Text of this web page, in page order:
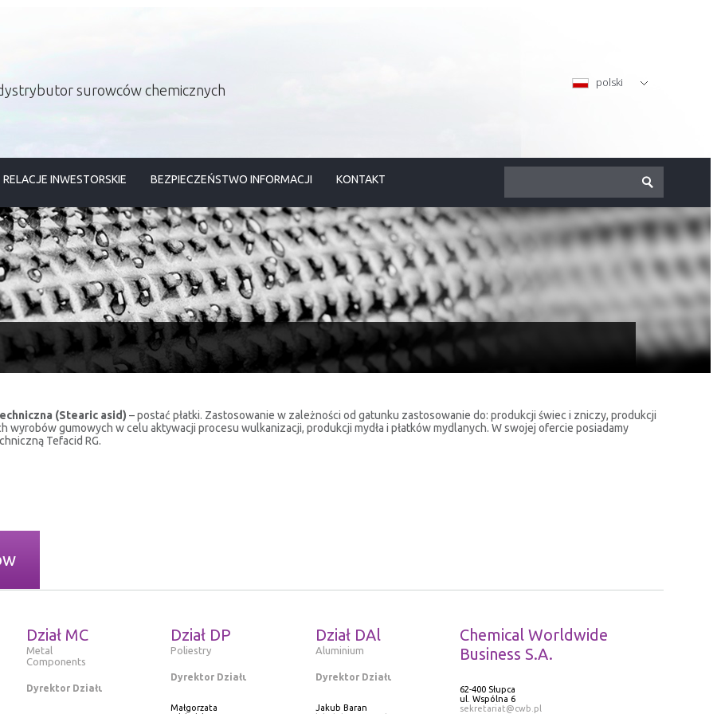
surowców chemicznych polski
RELACJE INWESTORSKIE BEZPIECZEŃSTWO INFORMACJI KONTAKT
(Stearic asid) – postać płatki. Zastosowanie w zależności od gatunku zastosowanie do: produkcji świec i zniczy, produkcji
wyrobów gumowych w celu aktywacji procesu wulkanizacji, produkcji mydła i płatków mydlanych. W swojej ofercie posiadamy
Tefacid RG.
Dział MC
Metal
Components
Dyrektor Działu
Dział DP
Poliestry
Dyrektor Działu
Małgorzata
Dział DAl
Aluminium
Dyrektor Działu
Jakub Baran
Chemical Worldwide
Business S.A.
62-400 Słupca
ul. Wspólna 6
sekretariat@cwb.pl